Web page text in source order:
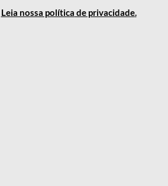
Leia nossa política de privacidade.